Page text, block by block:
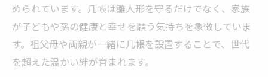
められています。几帳は雛人形を守るだけでなく、家族
が子どもや孫の健康と幸せを願う気持ちを象徴していま
す。祖父母や両親が一緒に几帳を設置することで、世代
を超えた温かい絆が育まれます。